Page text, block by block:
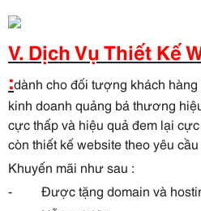
V. Dịch Vụ Thiết Kế
:dành cho đối tượng khách
kinh doanh quảng bá thương
cực thấp và hiệu quả đem lại
còn thiết kế website theo yêu
Khuyến mãi như sau :
- Được tặng domain và